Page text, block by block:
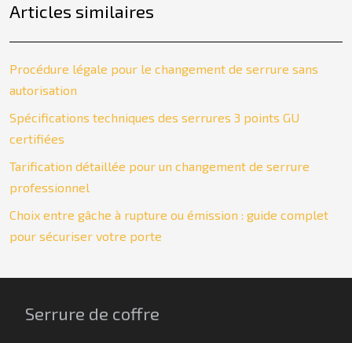
Articles similaires
Procédure légale pour le changement de serrure sans
autorisation
Spécifications techniques des serrures 3 points GU
certifiées
Tarification détaillée pour un changement de serrure
professionnel
Choix entre gâche à rupture ou émission : guide complet
pour sécuriser votre porte
Serrure de coffre